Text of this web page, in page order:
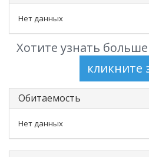
Нет данных
Хотите узнать
Обитаемость
Нет данных